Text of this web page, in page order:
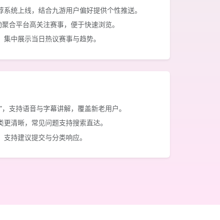
统上线，结合九游用户偏好提供个性推送。
合平台高关注赛事，便于快速浏览。
中展示当日热议赛事与趋势。
支持语音与字幕讲解，覆盖新老用户。
清晰，常见问题支持搜索直达。
持建议提交与分类响应。